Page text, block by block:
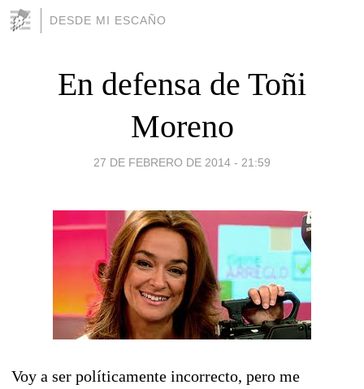
DESDE MI ESCAÑO
En defensa de Toñi
Moreno
27 DE FEBRERO DE 2014 - 21:59
Voy a ser políticamente incorrecto, pero me